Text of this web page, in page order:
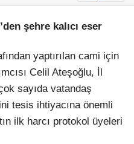
şehre kalıcı eser
yaptırılan cami için
Celil Ateşoğlu, İl
sayıda vatandaş
tesis ihtiyacına önemli
ilk harcı protokol üyeleri